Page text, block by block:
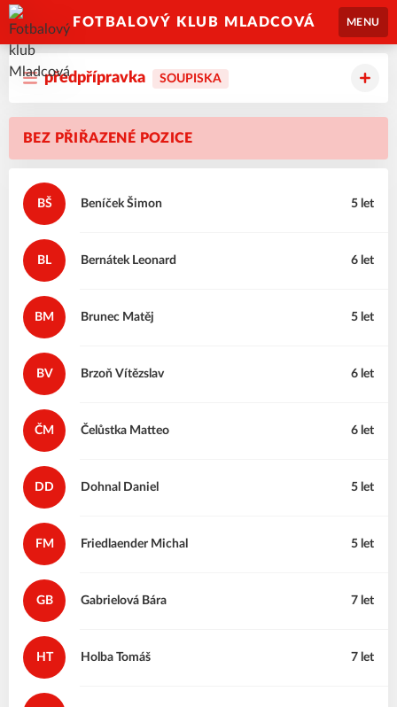
FOTBALOVÝ KLUB MLADCOVÁ MENU
předpřípravka SOUPISKA
BEZ PŘIŘAZENÉ POZICE
BŠ Šimon
Beníček 5 let
BL Leonard
Bernátek 6 let
BM Matěj
Brunec 5 let
BV Vítězslav
Brzoň 6 let
ČM Matteo
Čelůstka 6 let
DD Daniel
Dohnal 5 let
FM Michal
Friedlaender 5 let
GB Bára
Gabrielová 7 let
HT Tomáš
Holba 7 let